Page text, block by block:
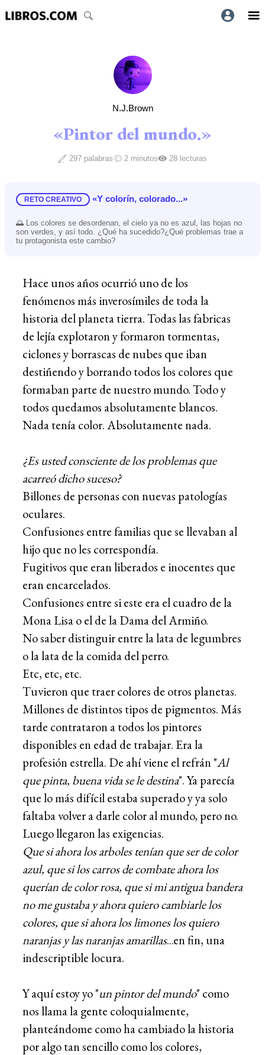
N.J.Brown
«Pintor del mundo.»
297 palabras 2 minutos 28 lecturas
RETO CREATIVO «Y colorín, colorado...»
🌅 Los colores se desordenan, el cielo ya no es azul, las hojas no
son verdes, y así todo. ¿Qué ha sucedido?¿Qué problemas trae a
tu protagonista este cambio?
Hace unos años ocurrió uno de los
fenómenos más inverosímiles de toda la
historia del planeta tierra. Todas las fabricas
de lejía explotaron y formaron tormentas,
ciclones y borrascas de nubes que iban
destiñendo y borrando todos los colores que
formaban parte de nuestro mundo. Todo y
todos quedamos absolutamente blancos.
Nada tenía color. Absolutamente nada.
¿Es usted consciente de los problemas que
acarreó dicho suceso?
Billones de personas con nuevas patologías
oculares.
Confusiones entre familias que se llevaban al
hijo que no les correspondía.
Fugitivos que eran liberados e inocentes que
eran encarcelados.
Confusiones entre si este era el cuadro de la
Mona Lisa o el de la Dama del Armiño.
No saber distinguir entre la lata de legumbres
o la lata de la comida del perro.
Etc, etc, etc.
Tuvieron que traer colores de otros planetas.
Millones de distintos tipos de pigmentos. Más
tarde contrataron a todos los pintores
disponibles en edad de trabajar. Era la
profesión estrella. De ahí viene el refrán "Al
que pinta, buena vida se le destina". Ya parecía
que lo más difícil estaba superado y ya solo
faltaba volver a darle color al mundo, pero no.
Luego llegaron las exigencias.
Que si ahora los arboles tenían que ser de color
azul, que si los carros de combate ahora los
querían de color rosa, que si mi antigua bandera
no me gustaba y ahora quiero cambiarle los
colores, que si ahora los limones los quiero
naranjas y las naranjas amarillas...en fin, una
indescriptible locura.
Y aquí estoy yo "un pintor del mundo" como
nos llama la gente coloquialmente,
planteándome como ha cambiado la historia
por algo tan sencillo como los colores,